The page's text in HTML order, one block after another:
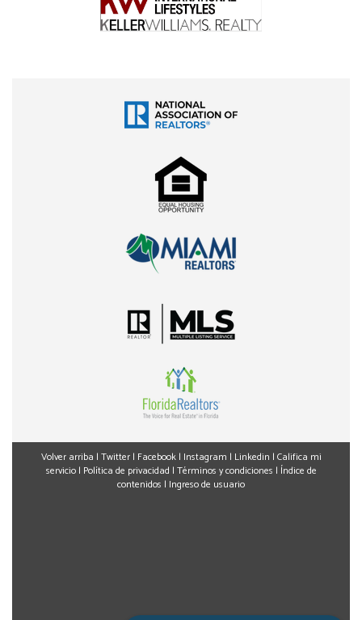
Volver arriba | Twitter| Facebook| Instagram | Linkedin | Califica mi
servicio| Política de privacidad | Términos y condiciones | Índice de
contenidos | Ingreso de usuario